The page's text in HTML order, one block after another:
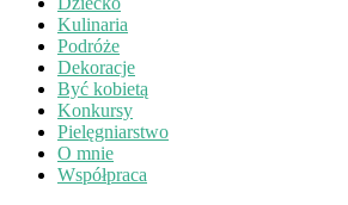
Kulinaria
Podróże
Dekoracje
Być kobietą
Konkursy
Pielęgniarstwo
O mnie
Współpraca